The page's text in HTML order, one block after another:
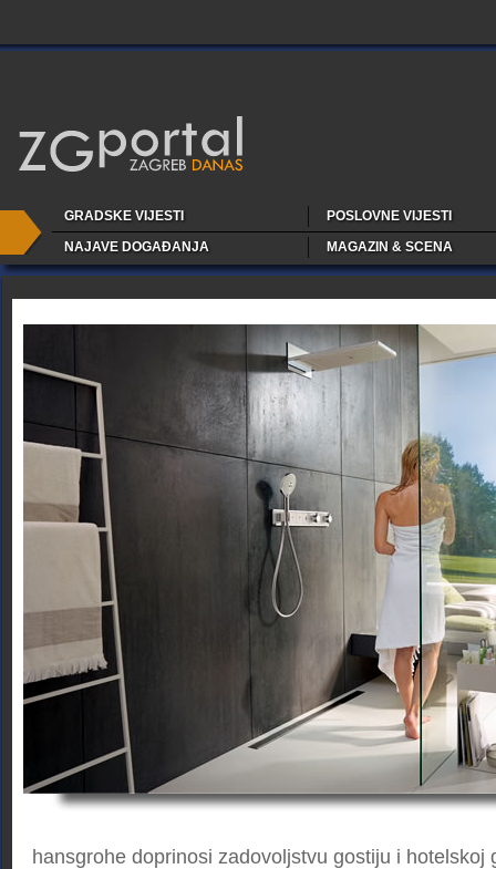
GRADSKE VIJESTI
POSLOVNE VIJESTI
NAJAVE DOGAĐANJA
MAGAZIN & SCENA
hansgrohe doprinosi zadovoljstvu gostiju i hotelskoj